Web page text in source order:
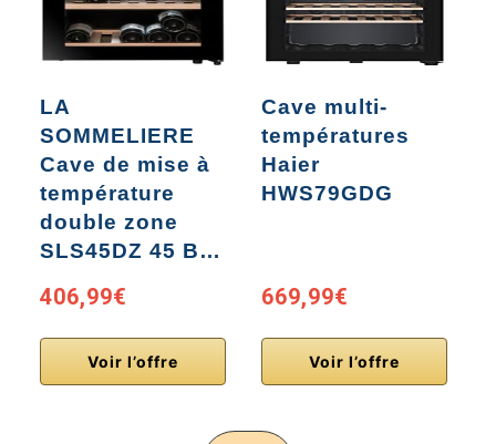
LA
SOMMELIERE
Cave de mise à
température
double zone
SLS45DZ 45 B…
406,99€
Voir l’offre
Cave multi-
températures
Haier
HWS79GDG
669,99€
Voir l’offre